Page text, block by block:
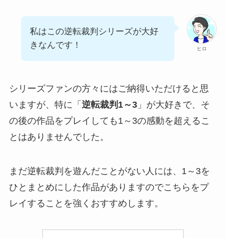
ヒロ
私はこの逆転裁判シリーズが大好
きなんです！
シリーズファンの方々にはご納得いただけると思
いますが、特に「 逆転裁判1～3」が大好きで、そ
の後の作品をプレイしても1～3の感動を超えるこ
とはありませんでした。
まだ逆転裁判を遊んだことがない人には、1～3を
ひとまとめにした作品がありますのでこちらをプ
レイすることを強くおすすめします。